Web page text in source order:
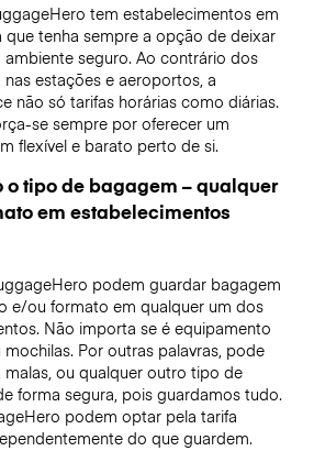
tem estabelecimentos em
que tenha sempre a opção de deixar
seguro. Ao contrário dos
estações e aeroportos, a
não só tarifas horárias como diárias.
se sempre por oferecer um
flexível e barato perto de si.
o tipo de bagagem – qualquer
em estabelecimentos
podem guardar bagagem
e/ou formato em qualquer um dos
Não importa se é equipamento
Por outras palavras, pode
ou qualquer outro tipo de
forma segura, pois guardamos tudo.
podem optar pela tarifa
do que guardem.